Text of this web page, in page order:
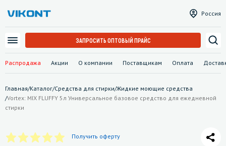
Распродажа Акции О компании Поставщикам Оплата
Россия
ЗАПРОСИТЬ ОПТОВЫЙ ПРАЙС
Главная/Каталог/Средства для стирки/Жидкие моющие средства
/Vortex: MIX FLUFFY 5л Универсальное базовое средство для ежедневной
стирки
Получить оферту